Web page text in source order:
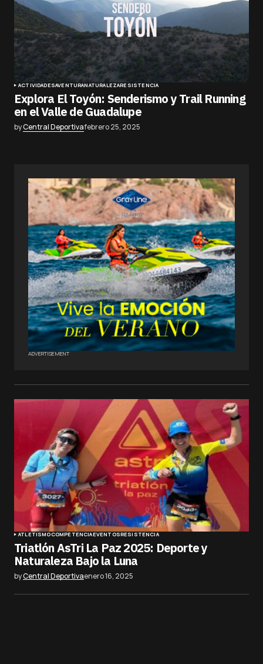
ACTIVIDADESAVENTURANATURALEZARESISTENCIA
Explora El Toyón: Senderismo y Trail Running
en el Valle de Guadalupe
byCentral Deportivafebrero 25, 2025
ADVERTISEMENT
ATLETISMOCOMPETENCIAEVENTOSRESISTENCIA
Triatlón AsTri La Paz 2025: Deporte y
Naturaleza Bajo la Luna
byCentral Deportivaenero 16, 2025